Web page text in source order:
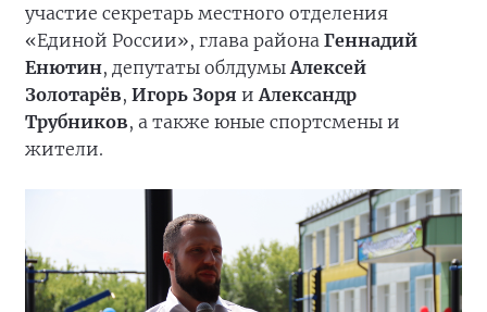
участие секретарь местного отделения
«Единой России», глава района Геннадий
Енютин, депутаты облдумы Алексей
Золотарёв, Игорь Зоря и Александр
Трубников, а также юные спортсмены и
жители.